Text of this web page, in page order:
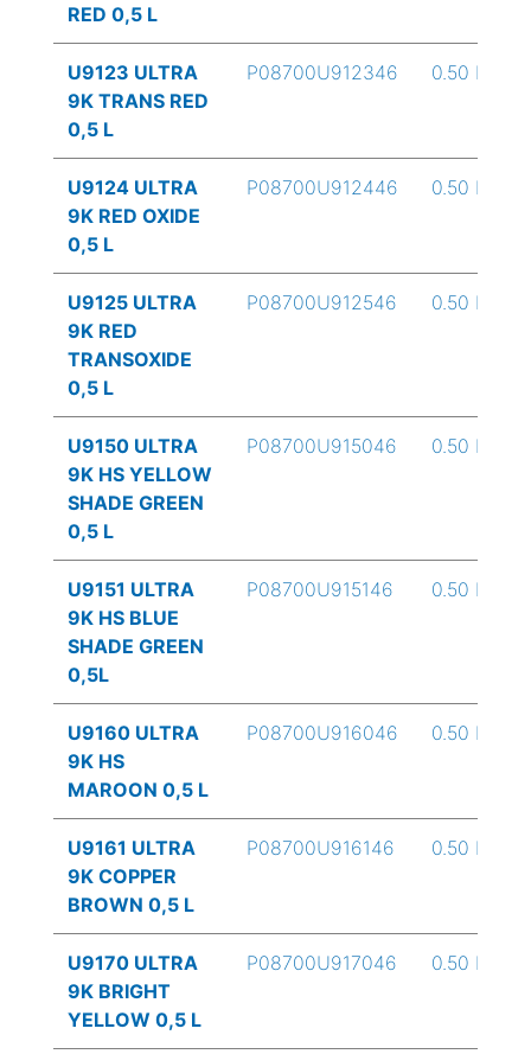
RED 0,5 L
U9123 ULTRA
9K TRANS RED
0,5 L
P08700U912346 0.50 L
U9124 ULTRA
9K RED OXIDE
0,5 L
P08700U912446 0.50 L
U9125 ULTRA
9K RED
TRANSOXIDE
0,5 L
P08700U912546 0.50 L
U9150 ULTRA
9K HS YELLOW
SHADE GREEN
0,5 L
P08700U915046 0.50 L
U9151 ULTRA
9K HS BLUE
SHADE GREEN
0,5L
P08700U915146 0.50 L
U9160 ULTRA
9K HS
MAROON 0,5 L
P08700U916046 0.50 L
U9161 ULTRA
9K COPPER
BROWN 0,5 L
P08700U916146 0.50 L
U9170 ULTRA
9K BRIGHT
YELLOW 0,5 L
P08700U917046 0.50 L